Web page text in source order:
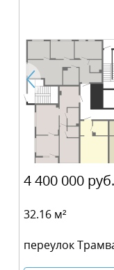
4 400 000 руб.
32.16 м²
переулок